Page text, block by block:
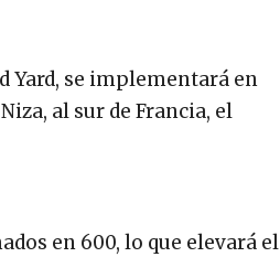
Yard, se implementará en
al sur de Francia, el
en 600, lo que elevará el